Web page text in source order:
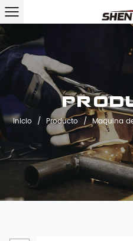
Inicio / Producto / Maquina